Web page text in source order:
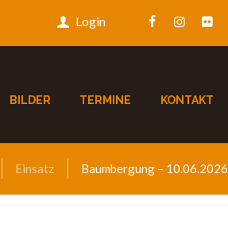
Login
BILDER TERMINE KONTAKT
Einsatz Baumbergung – 10.06.2026